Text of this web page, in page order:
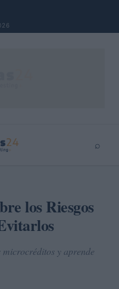
⌕
los Riesgos
y aprende